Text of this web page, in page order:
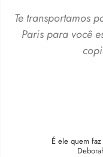
Te transportamos
Paris para você
É ele quem